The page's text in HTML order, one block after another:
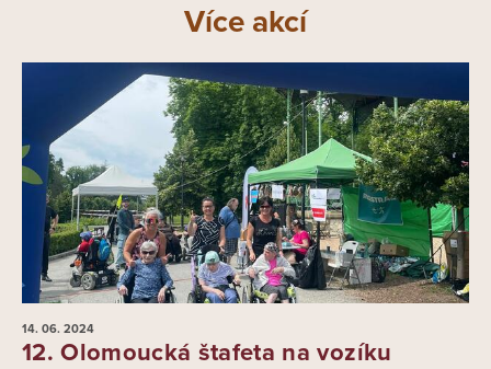
Více akcí
14. 06. 2024
12. Olomoucká štafeta na vozíku